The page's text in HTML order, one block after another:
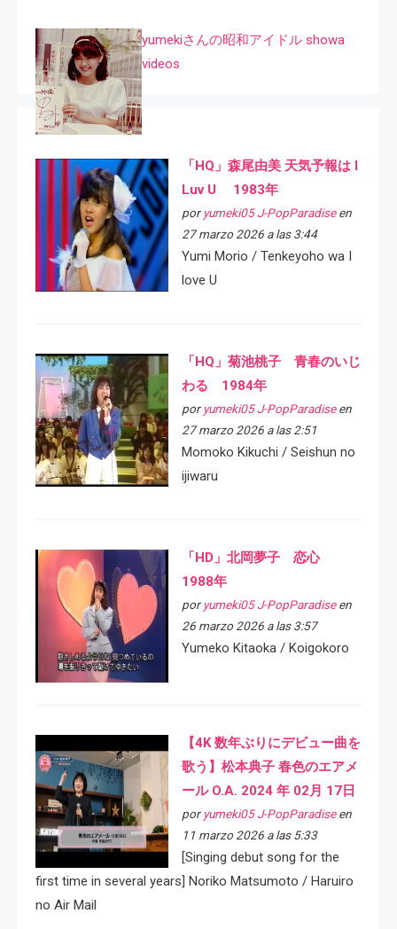
yumekiさんの昭和アイドル showa
videos
「HQ」森尾由美 天気予報は I
Luv U 1983年
por yumeki05 J-PopParadiseen
27 marzo 2026 a las 3:44
Yumi Morio / Tenkeyoho wa I
love U
「HQ」菊池桃子 青春のいじ
わる 1984年
por yumeki05 J-PopParadiseen
27 marzo 2026 a las 2:51
Momoko Kikuchi / Seishun no
ijiwaru
「HD」北岡夢子 恋心
1988年
por yumeki05 J-PopParadiseen
26 marzo 2026 a las 3:57
Yumeko Kitaoka / Koigokoro
【4K 数年ぶりにデビュー曲を
歌う】松本典子 春色のエアメ
ール O.A. 2024 年 02月 17日
por yumeki05 J-PopParadiseen
11 marzo 2026 a las 5:33
[Singing debut song for the
first time in several years] Noriko Matsumoto / Haruiro
no Air Mail